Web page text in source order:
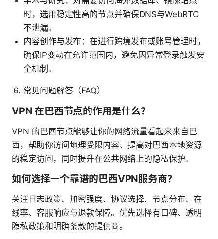
时，选用稳定性高的节点并确保DNS与WebRTC
不泄漏。
内容创作与发布：在进行跨境发布或账号管理时，
确保IP变动在允许范围内，避免因异常登录触发安
全机制。
常见问题解答（FAQ）
VPN 在巴西节点的作用是什么？
VPN 的巴西节点能够让你的网络流量看起来来自巴
西，帮助你访问地理受限内容、提高对巴西本地资源
的稳定访问，同时提升在公共网络上的隐私保护。
如何选择一个靠谱的巴西VPN服务商？
关注日志政策、加密强度、协议选择、节点分布、在
线率、客服响应与退款保障。优先选择有口碑、透明
隐私政策和明确条款的提供商。